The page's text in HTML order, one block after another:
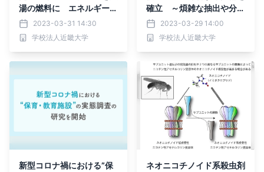
湯の燃料に エネルギー費
高騰に苦しむ釧路市内の銭
湯の支援を目指す
2023-03-31 14:30
学校法人近畿大学
確立 ～煩雑な抽出や分離
操作が不要、わずか3分間
で81種類のアントシアニ
ンを分析可能～
2023-03-29 14:00
学校法人近畿大学
新型コロナ禍における”保
ネオニコチノイド系殺虫剤